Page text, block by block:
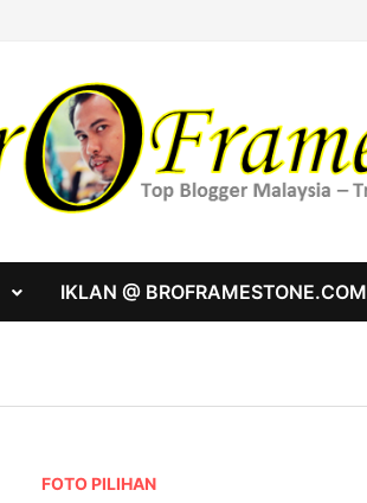
IKLAN @ BROFRAMESTONE.COM
FOTO PILIHAN